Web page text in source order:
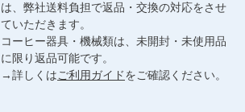
は、弊社送料負担で返品・交換の対応をさせ
ていただきます。
コーヒー器具・機械類は、未開封・未使用品
に限り返品可能です。
→詳しくはご利用ガイドをご確認ください。